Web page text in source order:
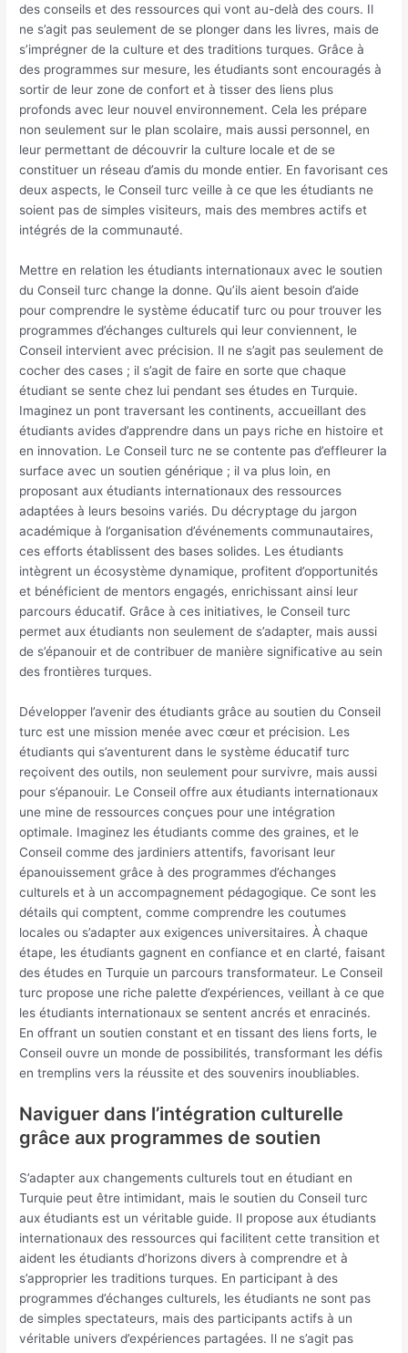
des conseils et des ressources qui vont au-delà des cours. Il
ne s’agit pas seulement de se plonger dans les livres, mais de
s’imprégner de la culture et des traditions turques. Grâce à
des programmes sur mesure, les étudiants sont encouragés à
sortir de leur zone de confort et à tisser des liens plus
profonds avec leur nouvel environnement. Cela les prépare
non seulement sur le plan scolaire, mais aussi personnel, en
leur permettant de découvrir la culture locale et de se
constituer un réseau d’amis du monde entier. En favorisant ces
deux aspects, le Conseil turc veille à ce que les étudiants ne
soient pas de simples visiteurs, mais des membres actifs et
intégrés de la communauté.
Mettre en relation les étudiants internationaux avec le soutien
du Conseil turc change la donne. Qu’ils aient besoin d’aide
pour comprendre le système éducatif turc ou pour trouver les
programmes d’échanges culturels qui leur conviennent, le
Conseil intervient avec précision. Il ne s’agit pas seulement de
cocher des cases ; il s’agit de faire en sorte que chaque
étudiant se sente chez lui pendant ses études en Turquie.
Imaginez un pont traversant les continents, accueillant des
étudiants avides d’apprendre dans un pays riche en histoire et
en innovation. Le Conseil turc ne se contente pas d’effleurer la
surface avec un soutien générique ; il va plus loin, en
proposant aux étudiants internationaux des ressources
adaptées à leurs besoins variés. Du décryptage du jargon
académique à l’organisation d’événements communautaires,
ces efforts établissent des bases solides. Les étudiants
intègrent un écosystème dynamique, profitent d’opportunités
et bénéficient de mentors engagés, enrichissant ainsi leur
parcours éducatif. Grâce à ces initiatives, le Conseil turc
permet aux étudiants non seulement de s’adapter, mais aussi
de s’épanouir et de contribuer de manière significative au sein
des frontières turques.
Développer l’avenir des étudiants grâce au soutien du Conseil
turc est une mission menée avec cœur et précision. Les
étudiants qui s’aventurent dans le système éducatif turc
reçoivent des outils, non seulement pour survivre, mais aussi
pour s’épanouir. Le Conseil offre aux étudiants internationaux
une mine de ressources conçues pour une intégration
optimale. Imaginez les étudiants comme des graines, et le
Conseil comme des jardiniers attentifs, favorisant leur
épanouissement grâce à des programmes d’échanges
culturels et à un accompagnement pédagogique. Ce sont les
détails qui comptent, comme comprendre les coutumes
locales ou s’adapter aux exigences universitaires. À chaque
étape, les étudiants gagnent en confiance et en clarté, faisant
des études en Turquie un parcours transformateur. Le Conseil
turc propose une riche palette d’expériences, veillant à ce que
les étudiants internationaux se sentent ancrés et enracinés.
En offrant un soutien constant et en tissant des liens forts, le
Conseil ouvre un monde de possibilités, transformant les défis
en tremplins vers la réussite et des souvenirs inoubliables.
Naviguer dans l’intégration culturelle
grâce aux programmes de soutien
S’adapter aux changements culturels tout en étudiant en
Turquie peut être intimidant, mais le soutien du Conseil turc
aux étudiants est un véritable guide. Il propose aux étudiants
internationaux des ressources qui facilitent cette transition et
aident les étudiants d’horizons divers à comprendre et à
s’approprier les traditions turques. En participant à des
programmes d’échanges culturels, les étudiants ne sont pas
de simples spectateurs, mais des participants actifs à un
véritable univers d’expériences partagées. Il ne s’agit pas